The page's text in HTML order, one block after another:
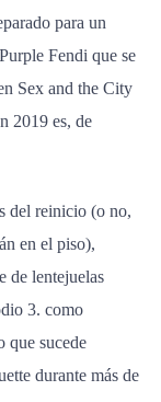
para un
Fendi que se
Sex and the City
2019 es, de
del reinicio (o no,
en el piso),
de lentejuelas
3. como
que sucede
durante más de